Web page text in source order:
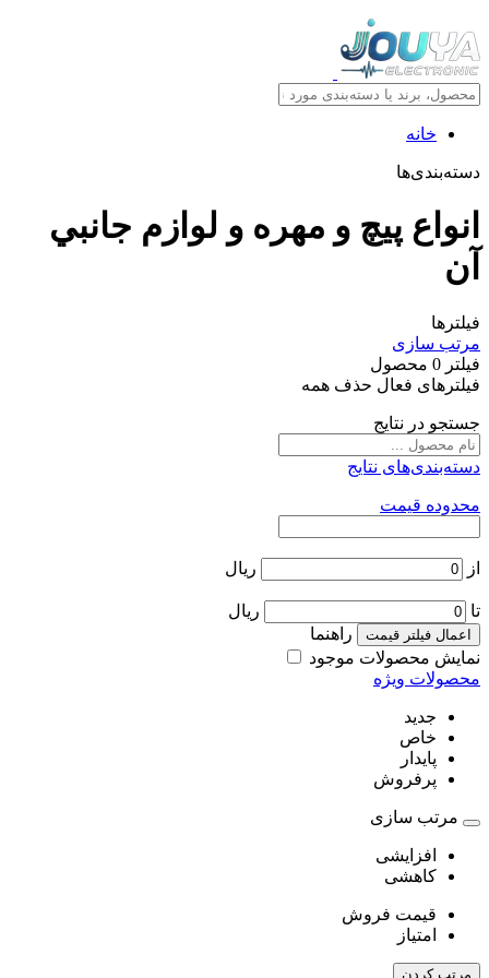
خانه
دسته‌بندی‌ها
انواع پيچ و مهره و لوازم جانبي
آن
فیلترها
مرتب سازی
فیلتر 0 محصول
فیلترهای فعال حذف همه
جستجو در نتایج
دسته‌بندی‌های نتایج
محدوده قیمت
از ریال
تا ریال
اعمال فیلتر قیمت
راهنما
نمایش محصولات موجود
محصولات ویژه
جدید
خاص
پایدار
پرفروش
مرتب سازی
افزایشی
کاهشی
قیمت فروش
امتیاز
مرتب کردن